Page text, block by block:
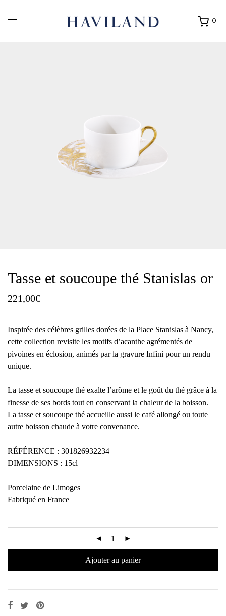
0
Ouvrir
Tasse et soucoupe thé Stanislas or
221,00€
Inspirée des célèbres grilles dorées de la Place Stanislas à Nancy,
cette collection revisite les motifs d’acanthe agrémentés de
pivoines en éclosion, animés par la gravure Infini pour un rendu
unique.
La tasse et soucoupe thé exalte l’arôme et le goût du thé grâce à la
finesse de ses bords tout en conservant la chaleur de la boisson.
La tasse et soucoupe thé accueille aussi le café allongé ou toute
autre boisson chaude à votre convenance.
RÉFÉRENCE : 301826932234
DIMENSIONS : 15cl
Porcelaine de Limoges
Fabriqué en France
Ajouter au panier